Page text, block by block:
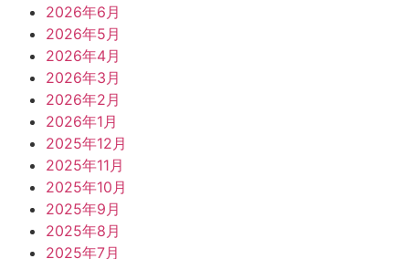
2026年6月
2026年5月
2026年4月
2026年3月
2026年2月
2026年1月
2025年12月
2025年11月
2025年10月
2025年9月
2025年8月
2025年7月